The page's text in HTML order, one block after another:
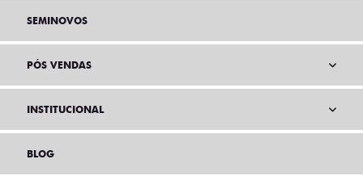
SEMINOVOS
PÓS VENDAS
INSTITUCIONAL
BLOG